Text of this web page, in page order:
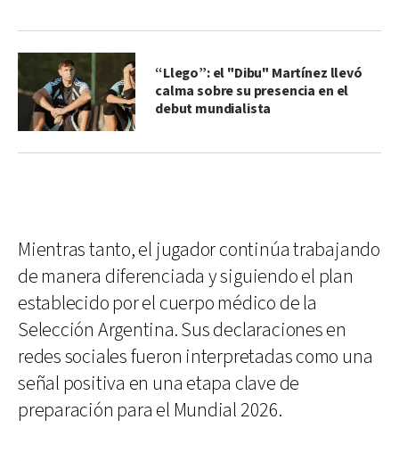
“Llego”: el "Dibu" Martínez llevó
calma sobre su presencia en el
debut mundialista
Mientras tanto, el jugador continúa trabajando
de manera diferenciada y siguiendo el plan
establecido por el cuerpo médico de la
Selección Argentina. Sus declaraciones en
redes sociales fueron interpretadas como una
señal positiva en una etapa clave de
preparación para el Mundial 2026.